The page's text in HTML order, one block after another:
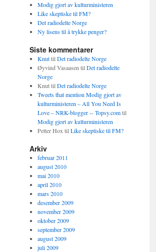
Modig gjort av kulturministeren
Like skeptiske til FM?
Det radiodelte Norge
Ny lisens til å trykke penger?
Siste kommentarer
KnuttilDet radiodelte Norge
Øyvind Vasaasen tilDet radiodelte
Norge
KnuttilDet radiodelte Norge
Tweets that mention Modig gjort av
kulturministeren – All You Need Is
Love – NRK-blogger -- Topsy.comtil
Modig gjort av kulturministeren
Petter Hox tilLike skeptiske til FM?
Arkiv
februar 2011
august 2010
mai 2010
april 2010
mars 2010
desember 2009
november 2009
oktober 2009
september 2009
august 2009
juli 2009